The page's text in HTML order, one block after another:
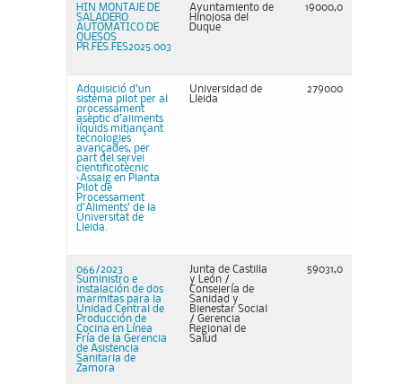
HIN MONTAJE DE
SALADERO
AUTOMATICO DE
QUESOS
PR.FES.FES2025.003
Ayuntamiento de
Hinojosa del
Duque
19000,0
Adquisició d’un
sistema pilot per al
processament
asèptic d’aliments
líquids mitjançant
tecnologies
avançades, per
part del servei
cientificotècnic
‘Assaig en Planta
Pilot de
Processament
d’Aliments’ de la
Universitat de
Lleida.
Universidad de
Lleida
279000
066/2023
Suministro e
instalación de dos
marmitas para la
Unidad Central de
Producción de
Cocina en Línea
Fría de la Gerencia
de Asistencia
Sanitaria de
Zamora
Junta de Castilla
y León /
Consejería de
Sanidad y
Bienestar Social
/ Gerencia
Regional de
Salud
59031,0